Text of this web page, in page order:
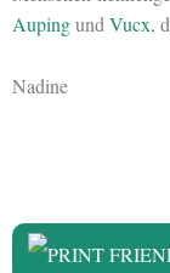
Aupingund Vucx,
Nadine